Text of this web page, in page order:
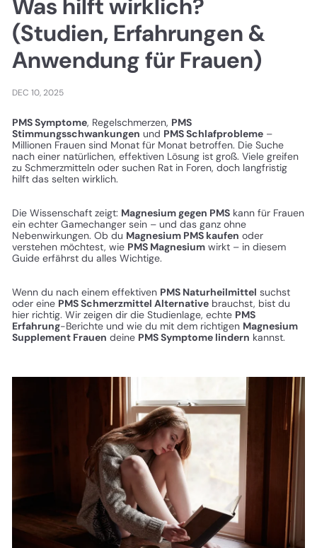
Was hilft wirklich?
(Studien, Erfahrungen &
Anwendung für Frauen)
DEC 10, 2025
PMS Symptome, Regelschmerzen, PMS
Stimmungsschwankungen und PMS Schlafprobleme –
Millionen Frauen sind Monat für Monat betroffen. Die Suche
nach einer natürlichen, effektiven Lösung ist groß. Viele greifen
zu Schmerzmitteln oder suchen Rat in Foren, doch langfristig
hilft das selten wirklich.
Die Wissenschaft zeigt: Magnesium gegen PMS kann für Frauen
ein echter Gamechanger sein – und das ganz ohne
Nebenwirkungen. Ob du Magnesium PMS kaufen oder
verstehen möchtest, wie PMS Magnesium wirkt – in diesem
Guide erfährst du alles Wichtige.
Wenn du nach einem effektiven PMS Naturheilmittel suchst
oder eine PMS Schmerzmittel Alternative brauchst, bist du
hier richtig. Wir zeigen dir die Studienlage, echte PMS
Erfahrung-Berichte und wie du mit dem richtigen Magnesium
Supplement Frauen deine PMS Symptome lindern kannst.